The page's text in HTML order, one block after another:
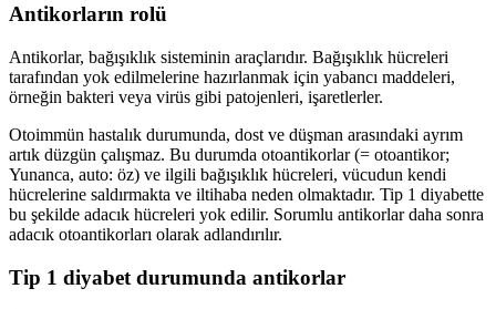
Antikorların rolü
Antikorlar, bağışıklık sisteminin araçlarıdır. Bağışıklık hücreleri
tarafından yok edilmelerine hazırlanmak için yabancı maddeleri,
örneğin bakteri veya virüs gibi patojenleri, işaretlerler.
Otoimmün hastalık durumunda, dost ve düşman arasındaki ayrım
artık düzgün çalışmaz. Bu durumda otoantikorlar (= otoantikor;
Yunanca, auto: öz) ve ilgili bağışıklık hücreleri, vücudun kendi
hücrelerine saldırmakta ve iltihaba neden olmaktadır. Tip 1 diyabette
bu şekilde adacık hücreleri yok edilir. Sorumlu antikorlar daha sonra
adacık otoantikorları olarak adlandırılır.
Tip 1 diyabet durumunda antikorlar